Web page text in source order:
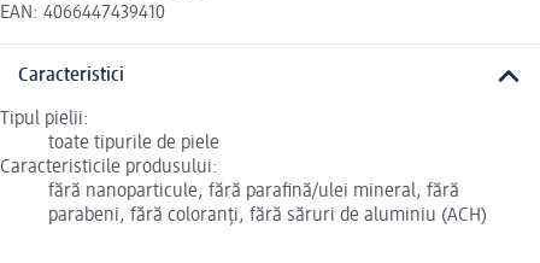
EAN: 4066447439410
Caracteristici
Tipul pielii:
toate tipurile de piele
Caracteristicile produsului:
fără nanoparticule, fără parafină/ulei mineral, fără
parabeni, fără coloranți, fără săruri de aluminiu (ACH)